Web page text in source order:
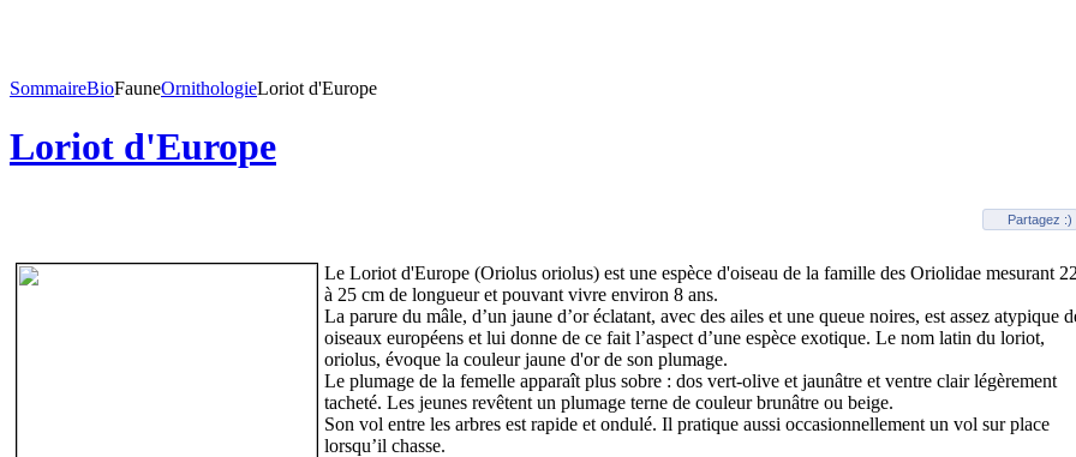
SommaireBioFauneOrnithologieLoriot d'Europe
Loriot d'Europe
Partagez :)
Le Loriot d'Europe (Oriolus oriolus) est une espèce d'oiseau de la famille des Oriolidae mesurant
à 25 cm de longueur et pouvant vivre environ 8 ans.
La parure du mâle, d’un jaune d’or éclatant, avec des ailes et une queue noires, est assez atypique
oiseaux européens et lui donne de ce fait l’aspect d’une espèce exotique. Le nom latin du loriot,
oriolus, évoque la couleur jaune d'or de son plumage.
Le plumage de la femelle apparaît plus sobre : dos vert-olive et jaunâtre et ventre clair légèrement
tacheté. Les jeunes revêtent un plumage terne de couleur brunâtre ou beige.
Son vol entre les arbres est rapide et ondulé. Il pratique aussi occasionnellement un vol sur place
lorsqu’il chasse.